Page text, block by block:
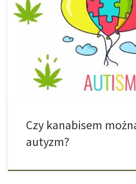
Izraelscy naukowcy czekają na
przeprowadzenie przełomowych badań
ze zdiagnozowanym autyzmem za
Naukowcy z Izraela inicjują właśnie
w swoim rodzaju. Mają one na celu
marihuany na dzieci i dorosłych
Czy kanabisem
autyzm?